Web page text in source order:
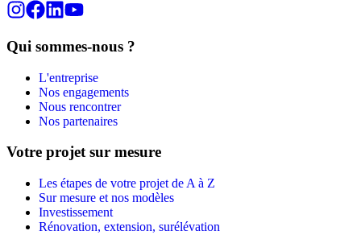
Qui sommes-nous ?
L'entreprise
Nos engagements
Nous rencontrer
Nos partenaires
Votre projet sur mesure
Les étapes de votre projet de A à Z
Sur mesure et nos modèles
Investissement
Rénovation, extension, surélévation